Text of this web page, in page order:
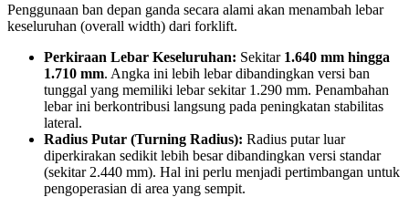
Penggunaan ban depan ganda secara alami akan menambah lebar
keseluruhan (overall width) dari forklift.
Perkiraan Lebar Keseluruhan: Sekitar 1.640 mm hingga
1.710 mm. Angka ini lebih lebar dibandingkan versi ban
tunggal yang memiliki lebar sekitar 1.290 mm. Penambahan
lebar ini berkontribusi langsung pada peningkatan stabilitas
lateral.
Radius Putar (Turning Radius): Radius putar luar
diperkirakan sedikit lebih besar dibandingkan versi standar
(sekitar 2.440 mm). Hal ini perlu menjadi pertimbangan untuk
pengoperasian di area yang sempit.